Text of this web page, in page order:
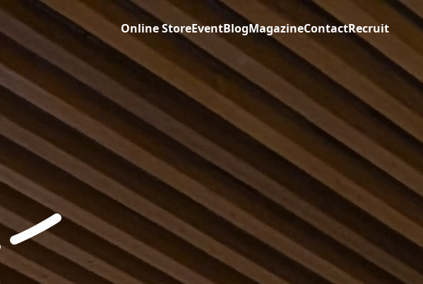
Online StoreEventBlogMagazineContactRecruit